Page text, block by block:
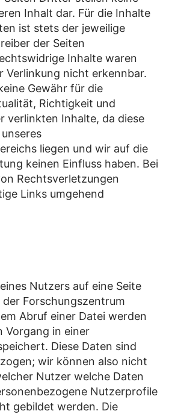
Inhalt dar. Für die Inhalte
ist stets der jeweilige
der Seiten
Inhalte waren
Verlinkung nicht erkennbar.
Gewähr für die
Richtigkeit und
verlinkten Inhalte, da diese
liegen und wir auf die
keinen Einfluss haben. Bei
Rechtsverletzungen
Links umgehend
Nutzers auf eine Seite
Forschungszentrum
Abruf einer Datei werden
Vorgang in einer
Diese Daten sind
wir können also nicht
Nutzer welche Daten
Nutzerprofile
gebildet werden. Die